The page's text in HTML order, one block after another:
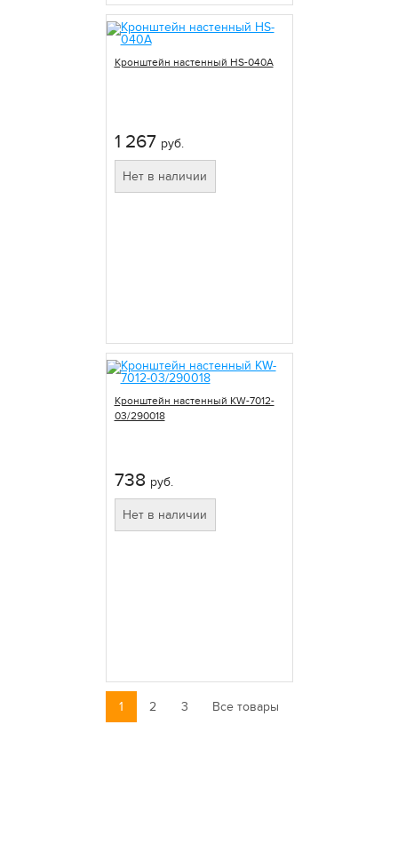
Кронштейн настенный HS-040A
1 267 руб.
Нет в наличии
Кронштейн настенный KW-7012-
03/290018
738 руб.
Нет в наличии
1 2 3 Все товары